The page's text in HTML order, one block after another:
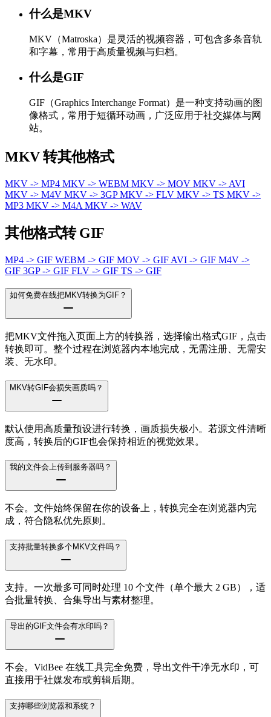
什么是MKV
MKV（Matroska）是灵活的视频容器，可包含多条音轨
和字幕，常用于高质量视频与归档。
什么是GIF
GIF（Graphics Interchange Format）是一种支持动画的图
像格式，常用于短循环动画，广泛应用于社交媒体与网
站。
MKV 转其他格式
MKV -> MP4 MKV -> WEBM MKV -> MOV MKV -> AVI
MKV -> M4V MKV -> 3GPMKV -> FLV MKV -> TS MKV ->
MP3 MKV -> M4A MKV -> WAV
其他格式转 GIF
MP4 -> GIF WEBM -> GIF MOV -> GIF AVI -> GIF M4V ->
GIF 3GP -> GIF FLV -> GIF TS -> GIF
如何免费在线把MKV转换为GIF？
把MKV文件拖入页面上方的转换器，选择输出格式GIF，点击
转换即可。整个过程在浏览器内本地完成，无需注册、无需安
装、无水印。
MKV转GIF会损失画质吗？
默认使用高质量预设进行转换，画质损失极小。若源文件清晰
度高，转换后的GIF也会保持相近的视觉效果。
我的文件会上传到服务器吗？
不会。文件始终保留在你的设备上，转换完全在浏览器内完
成，符合隐私优先原则。
支持批量转换多个MKV文件吗？
支持。一次最多可同时处理 10 个文件（单个最大 2 GB），适
合批量转换、合集导出与素材整理。
导出的GIF文件会有水印吗？
不会。VidBee 在线工具完全免费，导出文件干净无水印，可
直接用于社媒发布或剪辑后期。
支持哪些浏览器和系统？